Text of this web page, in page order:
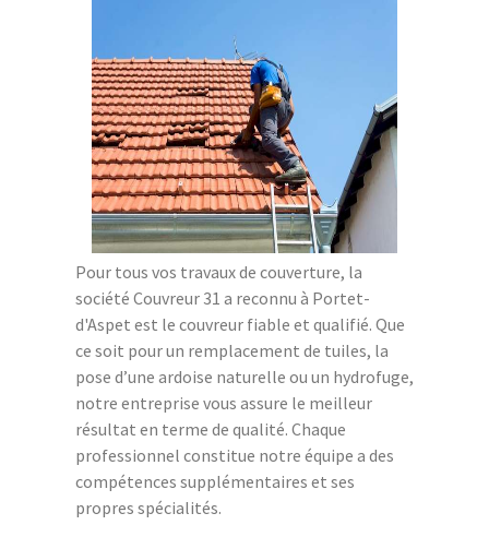
Pour tous vos travaux de couverture, la
société Couvreur 31 a reconnu à Portet-
d'Aspet est le couvreur fiable et qualifié. Que
ce soit pour un remplacement de tuiles, la
pose d’une ardoise naturelle ou un hydrofuge,
notre entreprise vous assure le meilleur
résultat en terme de qualité. Chaque
professionnel constitue notre équipe a des
compétences supplémentaires et ses
propres spécialités.